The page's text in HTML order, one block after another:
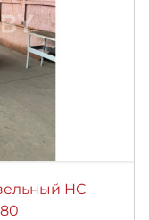
HC